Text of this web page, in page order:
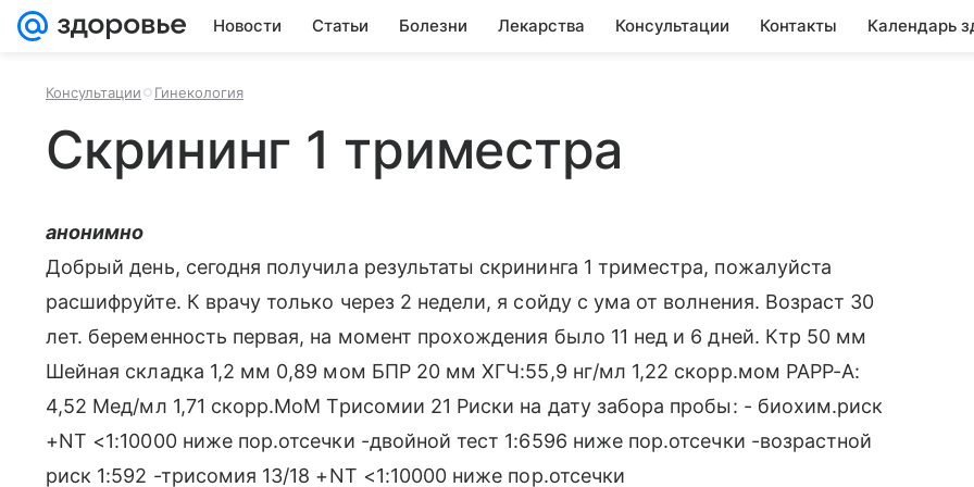
Новости Статьи Болезни Лекарства Консультации Контакты Календарь
Консультации Гинекология
Скрининг 1 триместра
анонимно
Добрый день, сегодня получила результаты скрининга 1 триместра, пожалуйста
расшифруйте. К врачу только через 2 недели, я сойду с ума от волнения. Возраст 30
лет. беременность первая, на момент прохождения было 11 нед и 6 дней. Ктр 50 мм
Шейная складка 1,2 мм 0,89 мом БПР 20 мм ХГЧ:55,9 нг/мл 1,22 скорр.мом РАРР-А:
4,52 Мед/мл 1,71 скорр.МоМ Трисомии 21 Риски на дату забора пробы: - биохим.риск
+NT <1:10000 ниже пор.отсечки -двойной тест 1:6596 ниже пор.отсечки -возрастной
риск 1:592 -трисомия 13/18 +NT <1:10000 ниже пор.отсечки